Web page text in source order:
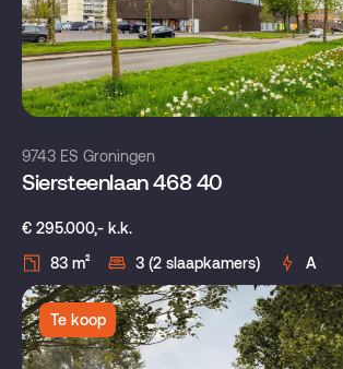
9743 ES Groningen
Siersteenlaan 468 40
€ 295.000,- k.k.
83 m²
3 (2 slaapkamers) A
Te koop